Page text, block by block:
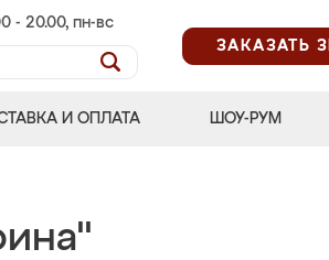
- 20.00, пн-вс
ЗАКАЗАТЬ
И ОПЛАТА ШОУ-РУМ